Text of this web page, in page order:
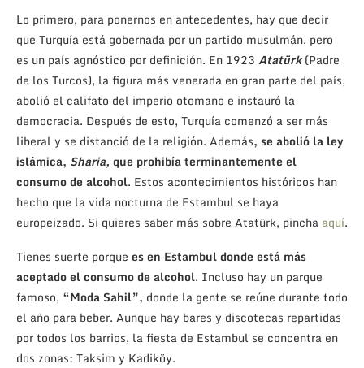
Lo primero, para ponernos en antecedentes, hay que decir
que Turquía está gobernada por un partido musulmán, pero
es un país agnóstico por definición. En 1923 Atatürk(Padre
de los Turcos), la figura más venerada en gran parte del país,
abolió el califato del imperio otomano e instauró la
democracia. Después de esto, Turquía comenzó a ser más
liberal y se distanció de la religión. Además, se abolió la ley
islámica, Sharia, que prohibía terminantemente el
consumo de alcohol. Estos acontecimientos históricos han
hecho que la vida nocturna de Estambul se haya
europeizado. Si quieres saber más sobre Atatürk, pincha aquí.
Tienes suerte porque es en Estambul donde está más
aceptado el consumo de alcohol. Incluso hay un parque
famoso, “Moda Sahil”, donde la gente se reúne durante todo
el año para beber. Aunque hay bares y discotecas repartidas
por todos los barrios, la fiesta de Estambul se concentra en
dos zonas: Taksim y Kadiköy.